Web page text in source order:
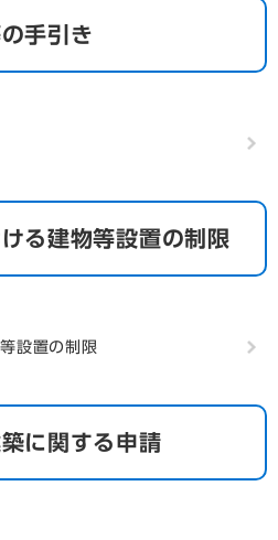
手引き
る建物等設置の制限
設置の制限
に関する申請